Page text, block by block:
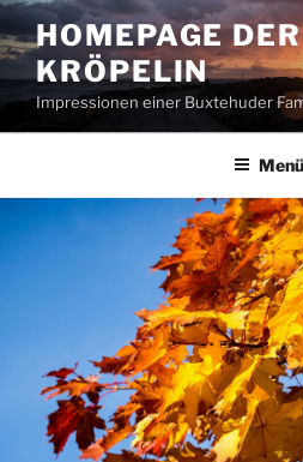
Zum
Inhalt
springen
HOMEPAGE
KRÖPELIN
Impressionen einer Buxtehuder
Menü